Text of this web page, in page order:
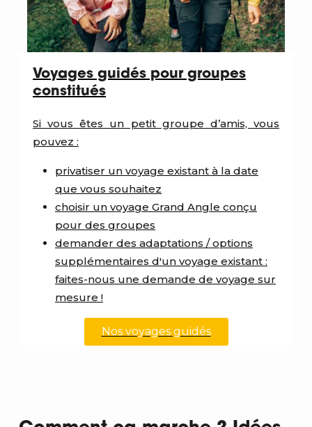
Voyages guidés pour groupes
constitués
Si vous êtes un petit groupe d’amis, vous
pouvez :
privatiser un voyage existant à la date
que vous souhaitez
choisir un voyage Grand Angle conçu
pour des groupes
demander des adaptations / options
supplémentaires d'un voyage existant :
faites-nous une demande de voyage sur
mesure !
Nos voyages guidés